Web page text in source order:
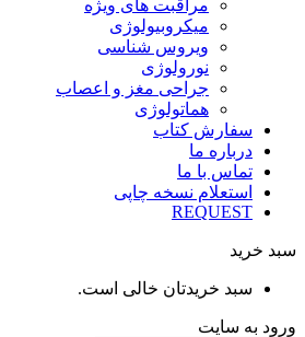
مراقبت های ویژه
میکروبیولوژی
ویروس شناسی
نورولوژی
جراحی مغز و اعصاب
هماتولوژی
سفارش کتاب
درباره ما
تماس با ما
استعلام نسخه چاپی
REQUEST
سبد خرید
سبد خریدتان خالی است.
ورود به سایت